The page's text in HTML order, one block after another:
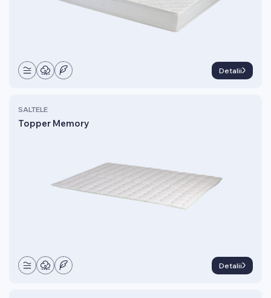
Detalii
SALTELE
Topper Memory
Detalii